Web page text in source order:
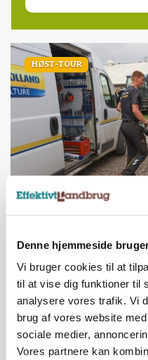
Denne hjemmeside
Vi bruger cookies til at
til at vise dig funktioner til
analysere vores trafik. Vi
brug af vores website
sociale medier,
Vores partnere kan
HØST-TOUR
PLANTER
Maskiner landmænd i